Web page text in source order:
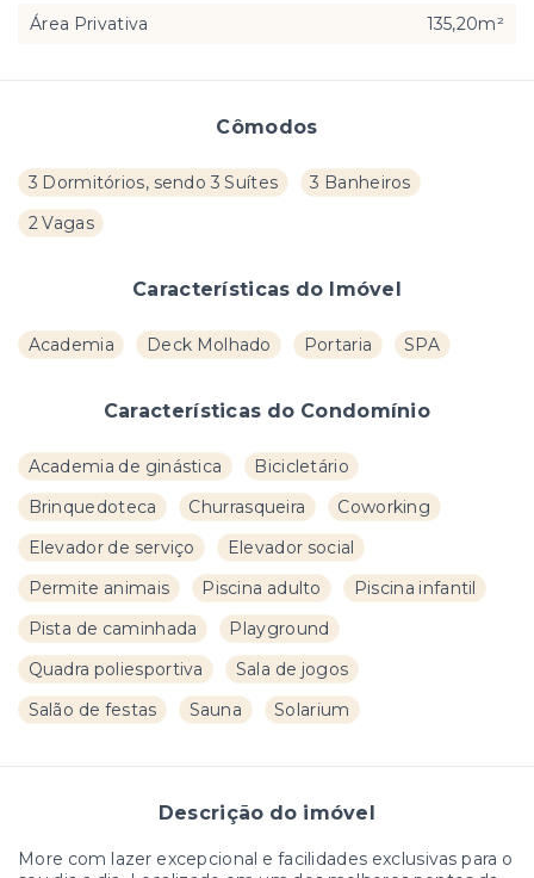
Cômodos
3 Dormitórios, sendo 3 Suítes
3 Banheiros
2 Vagas
Características do Imóvel
Academia Deck Molhado Portaria SPA
Características do Condomínio
Academia de ginástica
Bicicletário
Brinquedoteca
Churrasqueira
Coworking
Elevador de serviço
Elevador social
Permite animais
Piscina adulto
Piscina infantil
Pista de caminhada
Playground
Quadra poliesportiva
Sala de jogos
Salão de festas
Sauna Solarium
Descrição do imóvel
More com lazer excepcional e facilidades exclusivas para o
Área Privativa
135,20m²